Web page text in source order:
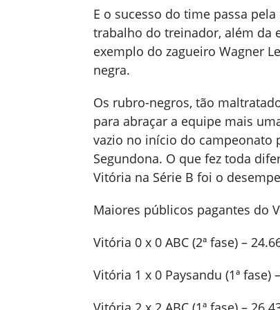
E o sucesso do time passa
trabalho do treinador, além da
exemplo do zagueiro Wagner
negra.
Os rubro-negros, tão
para abraçar a equipe mais
vazio no início do campeonato
Segundona. O que fez toda
Vitória na Série B foi o
Maiores públicos pagantes do
Vitória 0 x 0 ABC (2ª fase) –
Vitória 1 x 0 Paysandu (1ª fase)